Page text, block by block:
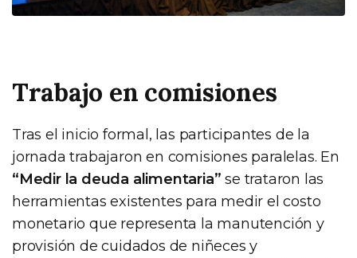
Trabajo en comisiones
Tras el inicio formal, las participantes de la
jornada trabajaron en comisiones paralelas. En
“Medir la deuda alimentaria” se trataron las
herramientas existentes para medir el costo
monetario que representa la manutención y
provisión de cuidados de niñeces y